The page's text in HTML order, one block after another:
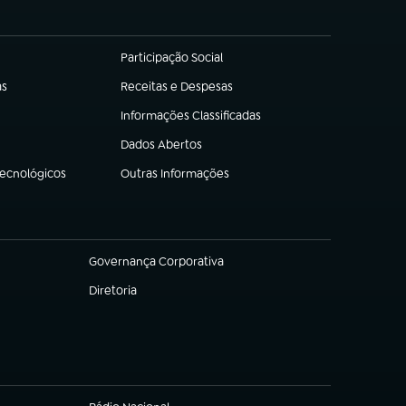
Participação Social
(abre em nova aba)
Receitas e Despesas
(abre em nova aba)
Informações Classificadas
(abre em nova aba)
Dados Abertos
(abre em nova aba)
Outras Informações
(abre em nova aba)
Governança Corporativa
(abre em nova aba)
Diretoria
(abre em nova aba)